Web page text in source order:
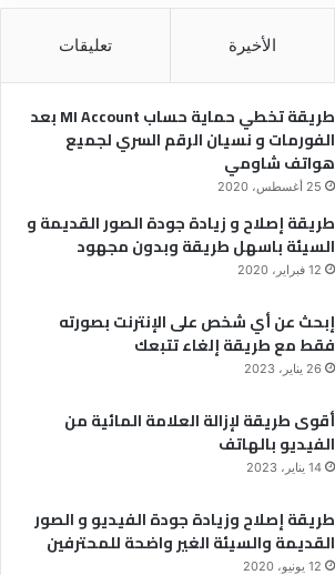
الأخيرة تعليقات
طريقة تخطي حماية حساب MI Account بعد
الفورمات و نسيان الرقم السري لجميع
هواتف شاومي
25 أغسطس، 2020
طريقة إصلاح و زيادة جودة الصور القديمة و
السيئة باسهل طريقة وبدون مجهود
12 فبراير، 2020
إبحث عن أي شخص على الإنترنت بصورته
فقط مع طريقة إلغاء تتبعك
26 يناير، 2023
أقوى طريقة لإزالة العلامة المائية من
الفيديو بالهاتف
14 يناير، 2023
طريقة إصلاح وزيادة جودة الفيديو و الصور
القديمة والسيئة الغير واضحة للمحترفين
12 يونيو، 2020